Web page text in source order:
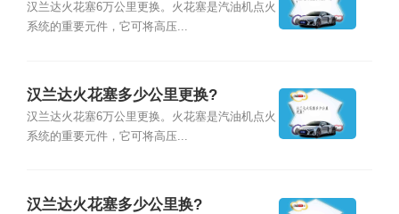
汉兰达火花塞6万公里更换。火花塞是汽油机点火
系统的重要元件，它可将高压...
汉兰达火花塞多少公里更换?
汉兰达火花塞6万公里更换。火花塞是汽油机点火
系统的重要元件，它可将高压...
汉兰达火花塞多少公里换?